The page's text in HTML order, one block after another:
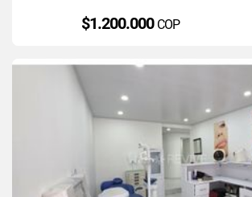
$1.200.000 COP